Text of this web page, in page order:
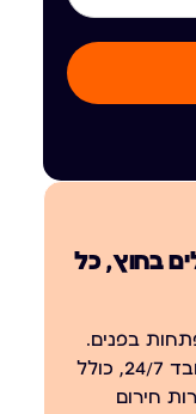
— כשנעולים בחוץ, כל
בפנים.
בדיוק בשביל הרגעים האלה אני עובד 24/7, כולל
חירום